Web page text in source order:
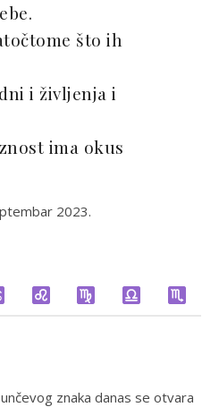
što ih
i življenja i
ima okus
2023.
znaka danas se otvara